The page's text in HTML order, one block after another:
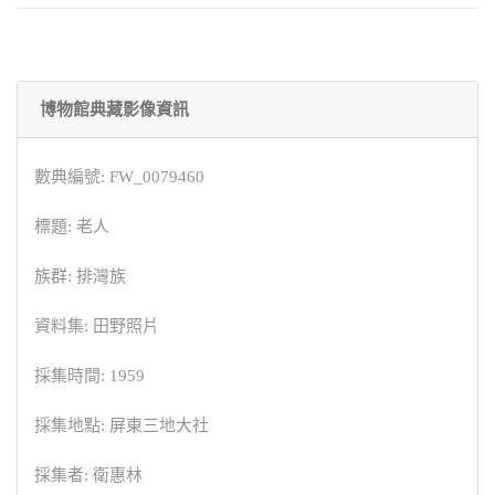
博物館典藏影像資訊
數典編號: FW_0079460
標題: 老人
族群: 排灣族
資料集: 田野照片
採集時間: 1959
採集地點: 屏東三地大社
採集者: 衛惠林